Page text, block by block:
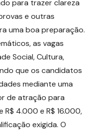
para trazer clareza
e outras
uma boa preparação.
as vagas
Social, Cultura,
que os candidatos
mediante uma
de atração para
4.000 e R$ 16.000,
exigida. O